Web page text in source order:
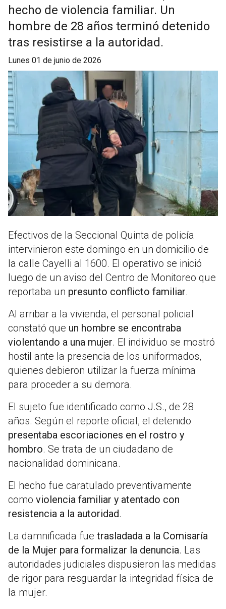
hecho de violencia familiar. Un
hombre de 28 años terminó detenido
tras resistirse a la autoridad.
lunes 01 de junio de 2026
Efectivos de la Seccional Quinta de policía
intervinieron este domingo en un domicilio de
la calle Cayelli al 1600. El operativo se inició
luego de un aviso del Centro de Monitoreo que
reportaba un presunto conflicto familiar.
Al arribar a la vivienda, el personal policial
constató que un hombre se encontraba
violentando a una mujer. El individuo se mostró
hostil ante la presencia de los uniformados,
quienes debieron utilizar la fuerza mínima
para proceder a su demora.
El sujeto fue identificado como J.S., de 28
años. Según el reporte oficial, el detenido
presentaba escoriaciones en el rostro y
hombro. Se trata de un ciudadano de
nacionalidad dominicana.
El hecho fue caratulado preventivamente
como violencia familiar y atentado con
resistencia a la autoridad.
La damnificada fue trasladada a la Comisaría
de la Mujer para formalizar la denuncia. Las
autoridades judiciales dispusieron las medidas
de rigor para resguardar la integridad física de
la mujer.